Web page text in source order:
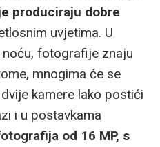
produciraju dobre
uvjetima. U
fotografije znaju
mnogima će se
kamere lako postići
i u postavkama
od 16 MP, s